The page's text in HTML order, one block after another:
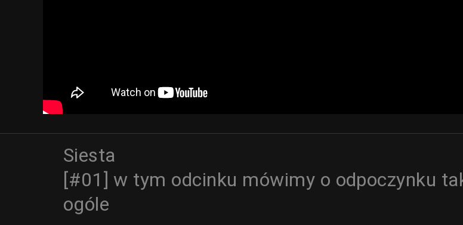
Siesta
[#01] w tym odcinku mówimy o odpoczynku
ogóle